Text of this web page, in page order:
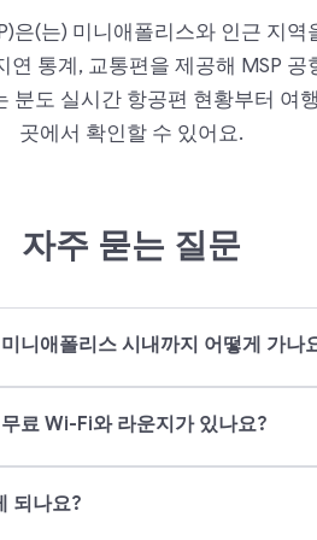
은(는) 미니애폴리스와 인근 지역
연 통계, 교통편을 제공해 MSP
분도 실시간 항공편 현황부터 여
곳에서 확인할 수 있어요.
자주 묻는 질문
니애폴리스 시내까지 어떻게 가나
료 Wi-Fi와 라운지가 있나요?
되나요?